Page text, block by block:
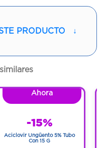
PRODUCTO ↓
Ahora
-15%
Aciclovir Ungüento 5% Tubo
Con 15 G